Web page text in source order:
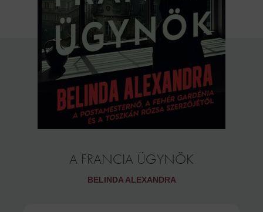
A FRANCIA ÜGYNÖK
BELINDA ALEXANDRA